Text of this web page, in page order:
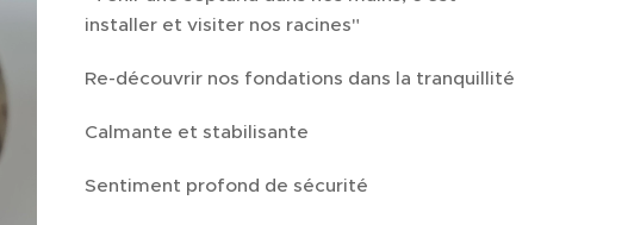
installer et visiter nos racines"
Re-découvrir nos fondations dans la tranquillité
Calmante et stabilisante
Sentiment profond de sécurité